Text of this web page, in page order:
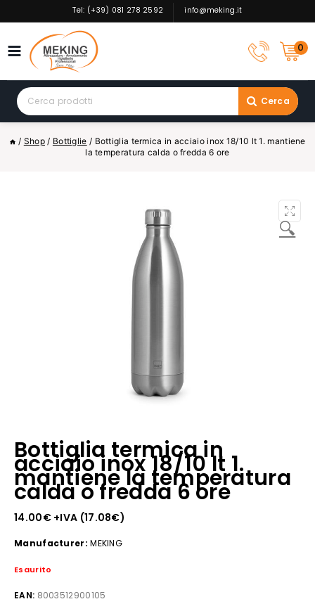
to
Tel: (+39) 081 278 2592 info@meking.it
0
Search
for:
Cerca
/ Shop / Bottiglie / Bottiglia termica in acciaio inox 18/10 lt 1. mantiene
la temperatura calda o fredda 6 ore
🔍
Bottiglia termica in
acciaio inox 18/10 lt 1.
mantiene la temperatura
calda o fredda 6 ore
14.00€+IVA (17.08€)
Manufacturer: MEKING
Esaurito
EAN: 8003512900105